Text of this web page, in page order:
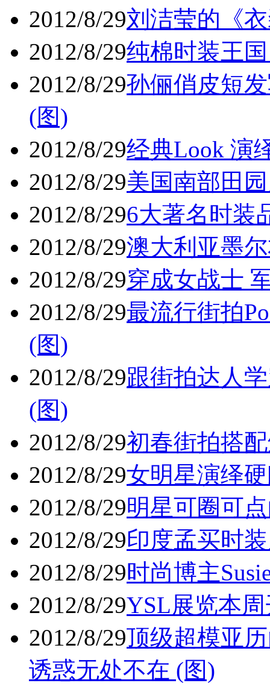
2012/8/29刘洁莹的《
2012/8/29纯棉时装王
2012/8/29孙俪俏皮短
(图)
2012/8/29经典Look 演
2012/8/29美国南部田
2012/8/296大著名时装
2012/8/29澳大利亚墨
2012/8/29穿成女战士
2012/8/29最流行街拍
(图)
2012/8/29跟街拍达人
(图)
2012/8/29初春街拍搭
2012/8/29女明星演绎
2012/8/29明星可圈可
2012/8/29印度孟买时
2012/8/29时尚博主
2012/8/29YSL展览本
2012/8/29顶级超模亚
诱惑无处不在 (图)